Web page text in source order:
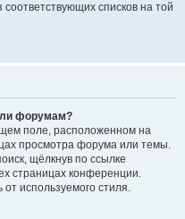
списков на той
форумам?
поле, расположенном на
просмотра форума или темы.
щёлкнув по ссылке
страницах конференции.
используемого стиля.